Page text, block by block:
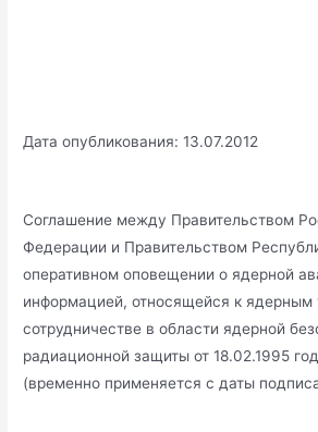
Дата опубликования: 13.07.2012
Соглашение между Правительством
Федерации и Правительством
оперативном оповещении о ядерной
информацией, относящейся к ядерным
сотрудничестве в области ядерной
радиационной защиты от 18.02.1995
(временно применяется с даты